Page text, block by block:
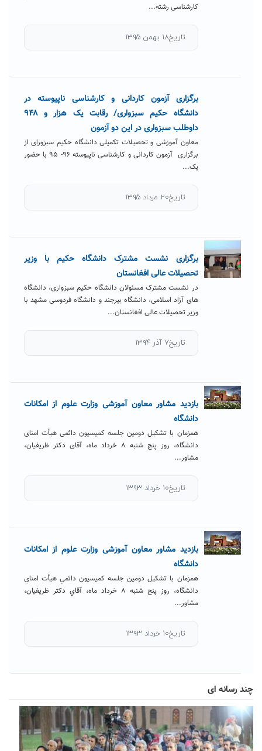
کارشناسی رشته...
تاریخ۱۸ بهمن ۱۳۹۵
برگزاری آزمون کاردانی و کارشناسی ناپیوسته در
دانشگاه حکیم سبزواری/ رقابت یک هزار و ۹۴۸
داوطلب سبزواری در این دو آزمون
معاون آموزشی و تحصیلات تکمیلی دانشگاه حکیم سبزورای از
برگزاری آزمون کاردانی و کارشناسی ناپیوسته ۹۶- ۹۵ با حضور
یک...
تاریخ۲۰ مرداد ۱۳۹۵
برگزاری نشست مشترک دانشگاه حکیم با وزیر
تحصیلات عالی افغانستان
در نشست مشترک مسئولان دانشگاه حکیم سبزواری، دانشگاه
های آزاد اسلامی، دانشگاه بیرجند و دانشگاه فردوسی مشهد با
وزیر تحصیلات عالی افغانستان...
تاریخ۷ آذر ۱۳۹۴
بازدید مشاور معاون آموزشی وزارت علوم از امکانات
دانشگاه
همزمان با تشکیل دومین جلسه کمیسیون دائمی هیأت امنای
دانشگاه، روز پنج شنبه ۸ خرداد ماه، آقای دکتر ظریفیان،
مشاور...
تاریخ۱۰ خرداد ۱۳۹۳
بازدید مشاور معاون آموزشی وزارت علوم از امکانات
دانشگاه
همزمان با تشکيل دومين جلسه کميسيون دائمي هيأت امناي
دانشگاه، روز پنج شنبه ۸ خرداد ماه، آقاي دکتر ظريفيان،
مشاور...
تاریخ۱۰ خرداد ۱۳۹۳
چند رسانه ای